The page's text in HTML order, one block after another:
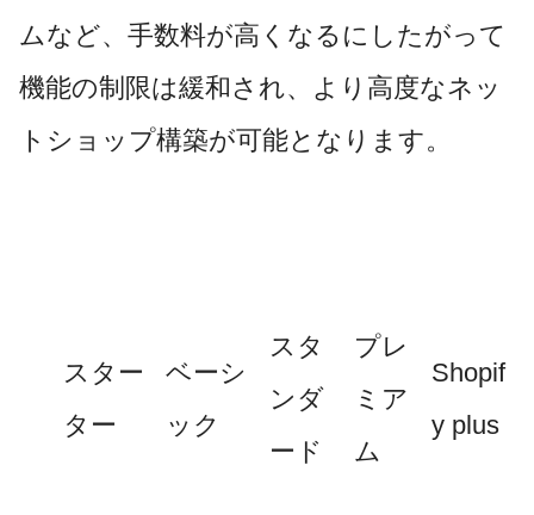
ムなど、手数料が高くなるにしたがって
機能の制限は緩和され、より高度なネッ
トショップ構築が可能となります。
スター
ター
ベーシ
ック
スタ
ンダ
ード
プレ
ミア
ム
Shopif
y plus